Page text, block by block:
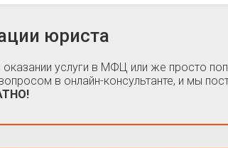
юриста
оказании услуги в МФЦ или же просто
в онлайн-консультанте, и мы